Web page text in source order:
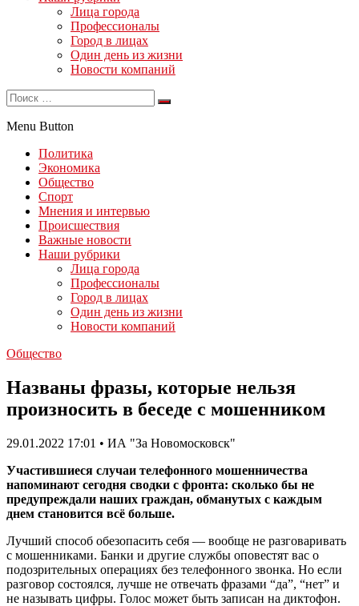
Лица города
Профессионалы
Город в лицах
Один день из жизни
Новости компаний
Menu Button
Политика
Экономика
Общество
Спорт
Мнения и интервью
Происшествия
Важные новости
Наши рубрики
Лица города
Профессионалы
Город в лицах
Один день из жизни
Новости компаний
Общество
Названы фразы, которые нельзя
произносить в беседе с мошенником
29.01.2022 17:01 • ИА "За Новомосковск"
Участившиеся случаи телефонного мошенничества
напоминают сегодня сводки с фронта: сколько бы не
предупреждали наших граждан, обманутых с каждым
днем становится всё больше.
Лучший способ обезопасить себя — вообще не разговаривать
с мошенниками. Банки и другие службы оповестят вас о
подозрительных операциях без телефонного звонка. Но если
разговор состоялся, лучше не отвечать фразами “да”, “нет” и
не называть цифры. Голос может быть записан на диктофон.